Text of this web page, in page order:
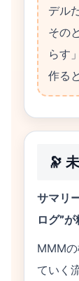
デル
その
らす
作る
🔭
サマリ
ログ”
MMM
ていく